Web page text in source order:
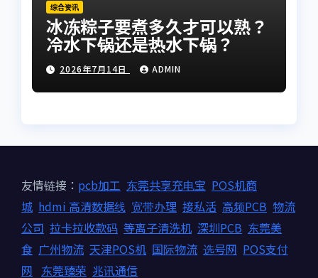
综合资讯
冰冻粽子要煮多久才可以熟？
冷水下锅还是热水下锅？
2026年7月14日 ADMIN
友情链接： pcb加工 东莞共享充电宝 POS机商
城 hdmi 高清数据线 宽带办理 接私活 高频PCB 物流
公司 拉卡拉收款码 等离子清洗机 深圳PCB 东莞美
食 广州物流 天津POS机 国际物流 选号网 POS支付
网 东莞臻荣 兆讯通信